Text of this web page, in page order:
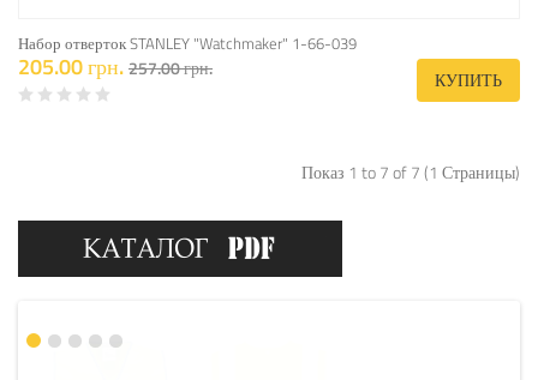
Набор отверток STANLEY "Watchmaker" 1-66-039
205.00 грн.257.00 грн. КУПИТЬ
Показ 1 to 7 of 7 (1 Страницы)